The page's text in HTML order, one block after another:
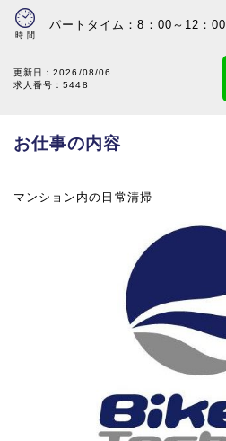
時間
パートタイム：8：00～12：00
更新日：2026/08/06
求人番号：5448
お仕事の内容
マンション内の日常清掃